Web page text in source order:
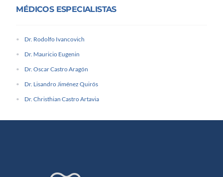
MÉDICOS ESPECIALISTAS
Dr. Rodolfo Ivancovich
Dr. Mauricio Eugenin
Dr. Oscar Castro Aragón
Dr. Lisandro Jiménez Quirós
Dr. Christhian Castro Artavia